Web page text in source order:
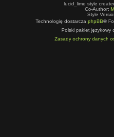
lucid_lime style
Co-Author:
Style
Technologię dostarcza phpBB®
Polski pakiet językowy
Zasady ochrony danych